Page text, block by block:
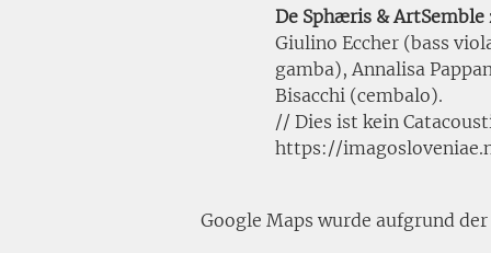
De Sphæris & ArtSemble
Giulino Eccher (bass
gamba), Annalisa
Bisacchi (cembalo).
// Dies ist kein
https://
Google Maps wurde aufgrund